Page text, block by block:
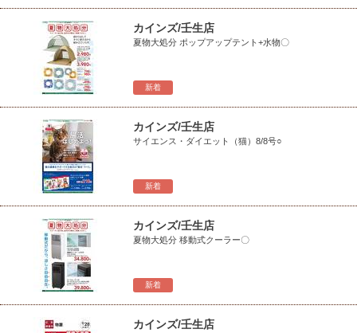
新着
カインズ/壬生店
夏物大処分 ポップアップテント+水物〇
新着
カインズ/壬生店
サイエンス・ダイエット（猫）8/8号○
新着
カインズ/壬生店
夏物大処分 移動式クーラー〇
カインズ/壬生店